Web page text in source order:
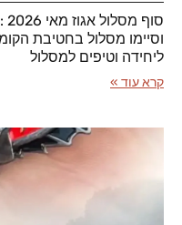
וסיימו מסלול בחטיבת
ליחידה וטיפים למסלול
קרא עוד »